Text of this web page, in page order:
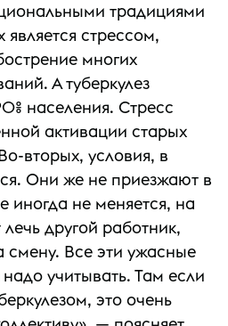
традициями
стрессом,
многих
А туберкулез
населения. Стресс
активации старых
вторых, условия, в
Они же не приезжают в
иногда не меняется, на
другой работник,
смену. Все эти ужасные
учитывать. Там если
это очень